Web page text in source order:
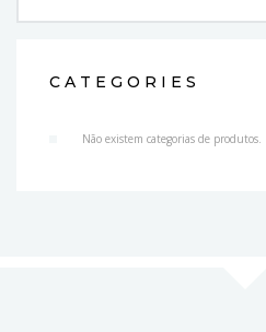
CATEGORIES
Não existem categorias de produtos.